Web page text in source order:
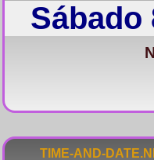
Sábado
TIME-AND-